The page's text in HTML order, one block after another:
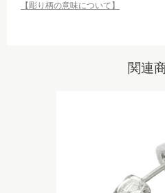
【彫り柄の意味について】
関連